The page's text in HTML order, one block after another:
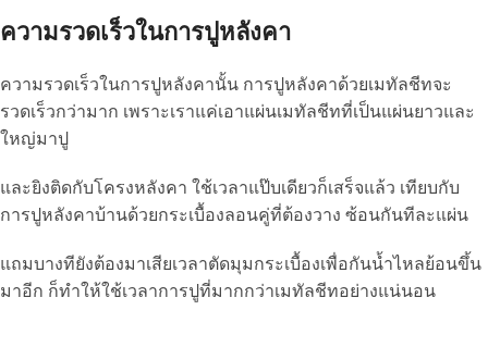
ความรวดเร็วในการปูหลังคา
ความรวดเร็วในการปูหลังคานั้น การปูหลังคาด้วยเมทัลชีทจะ
รวดเร็วกว่ามาก เพราะเราแค่เอาแผ่นเมทัลชีทที่เป็นแผ่นยาวและ
ใหญ่มาปู
และยิงติดกับโครงหลังคา ใช้เวลาแป๊บเดียวก็เสร็จแล้ว เทียบกับ
การปูหลังคาบ้านด้วยกระเบื้องลอนคู่ที่ต้องวาง ซ้อนกันทีละแผ่น
แถมบางทียังต้องมาเสียเวลาตัดมุมกระเบื้องเพื่อกันน้ำไหลย้อนขึ้น
มาอีก ก็ทำให้ใช้เวลาการปูที่มากกว่าเมทัลชีทอย่างแน่นอน